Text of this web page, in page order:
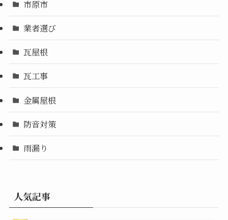
市原市
業者選び
瓦屋根
瓦工事
金属屋根
防音対策
雨漏り
人気記事